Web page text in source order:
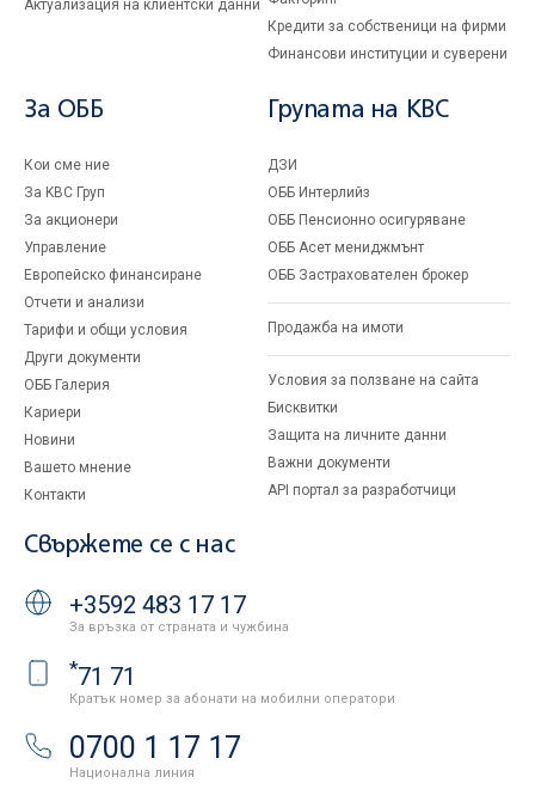
Актуализация на клиентски данни
Кредити за собственици на фирми
Финансови институции и суверени
За ОББ
Кои сме ние
За KBC Груп
За акционери
Управление
Европейско финансиране
Отчети и анализи
Тарифи и общи условия
Други документи
ОББ Галерия
Кариери
Новини
Вашето мнение
Контакти
Групата на KBC
ДЗИ
ОББ Интерлийз
ОББ Пенсионно осигуряване
ОББ Асет мениджмънт
ОББ Застрахователен брокер
Продажба на имоти
Условия за ползване на сайта
Бисквитки
Защита на личните данни
Важни документи
API портал за разработчици
Свържете се с нас
+3592 483 17 17
За връзка от страната и чужбина
*71 71
Кратък номер за абонати на мобилни оператори
0700 1 17 17
Национална линия